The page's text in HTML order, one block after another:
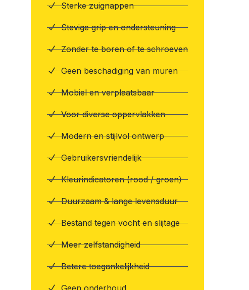
Sterke zuignappen
Stevige grip en ondersteuning
Zonder te boren of te schroeven
Geen beschadiging van muren
Mobiel en verplaatsbaar
Voor diverse oppervlakken
Modern en stijlvol ontwerp
Gebruikersvriendelijk
Kleurindicatoren (rood / groen)
Duurzaam & lange levensduur
Bestand tegen vocht en slijtage
Meer zelfstandigheid
Betere toegankelijkheid
Geen onderhoud